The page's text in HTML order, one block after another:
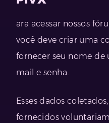
ara acessar nossos
você deve criar uma
fornecer seu nome de
mail e senha.
Esses dados
fornecidos